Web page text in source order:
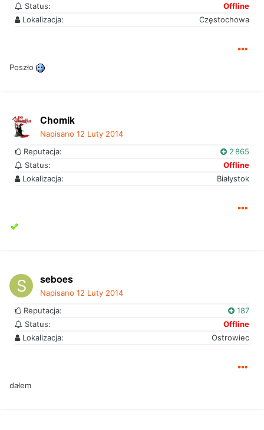
Status:
Offline
Lokalizacja:
Częstochowa
Poszło
Chomik
Napisano 12 Luty 2014
Reputacja:
2 865
Status:
Offline
Lokalizacja:
Białystok
seboes
Napisano 12 Luty 2014
Reputacja:
187
Status:
Offline
Lokalizacja:
Ostrowiec
dałem